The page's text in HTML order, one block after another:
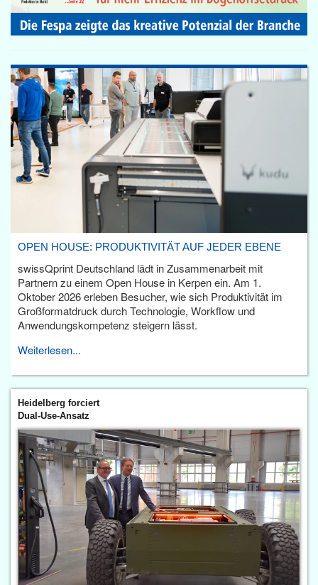
OPEN HOUSE: PRODUKTIVITÄT AUF JEDER EBENE
swissQprint Deutschland lädt in Zusammenarbeit mit
Partnern zu einem Open House in Kerpen ein. Am 1.
Oktober 2026 erleben Besucher, wie sich Produktivität im
Großformatdruck durch Technologie, Workflow und
Anwendungskompetenz steigern lässt.
Weiterlesen...
Heidelberg forciert
Dual-Use-Ansatz